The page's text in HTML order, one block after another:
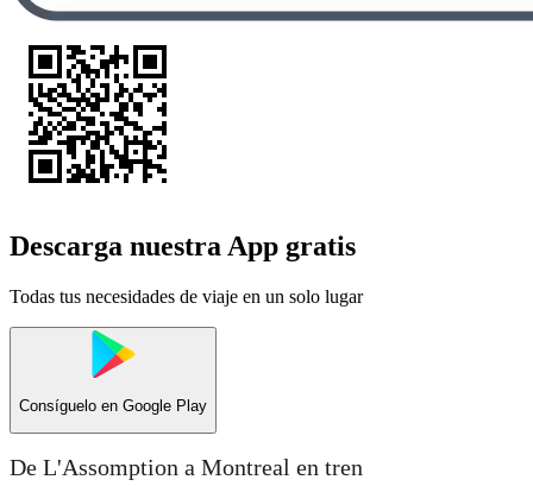
Descarga nuestra App gratis
Todas tus necesidades de viaje en un solo lugar
Consíguelo en Google Play
De L'Assomption a Montreal en tren